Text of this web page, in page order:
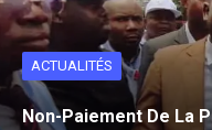
k
n
p
ACTUALITÉS
Non-Paiement De La